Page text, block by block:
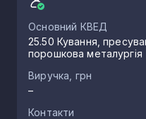
Основний КВЕД
25.50 Кування,
порошкова металургія
Виручка, грн
–
Контакти